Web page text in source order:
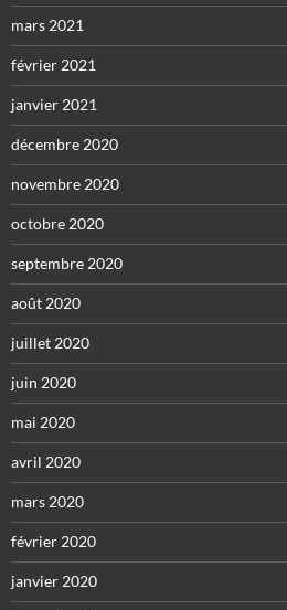
mars 2021
février 2021
janvier 2021
décembre 2020
novembre 2020
octobre 2020
septembre 2020
août 2020
juillet 2020
juin 2020
mai 2020
avril 2020
mars 2020
février 2020
janvier 2020